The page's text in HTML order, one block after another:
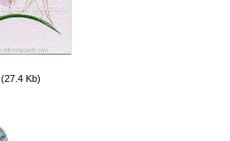
(27.4 Kb)